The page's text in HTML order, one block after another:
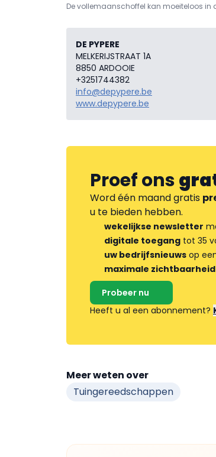
De vollemaanschoffel kan moeiteloos in
DE PYPERE
MELKERIJSTRAAT 1A
8850 ARDOOIE
+3251744382
info@depypere.be
www.depypere.be
Proef ons
Word één maand gratis
u te bieden hebben.
wekelijkse newsletter
digitale toegang tot 35
uw bedrijfsnieuws op
maximale zichtbaarheid
Probeer nu
Heeft u al een abonnement?
Meer weten over
Tuingereedschappen